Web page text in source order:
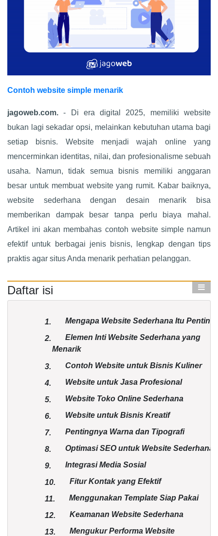
Contoh website simple menarik
jagoweb.com. - Di era digital 2025, memiliki website
bukan lagi sekadar opsi, melainkan kebutuhan utama bagi
setiap bisnis. Website menjadi wajah online yang
mencerminkan identitas, nilai, dan profesionalisme sebuah
usaha. Namun, tidak semua bisnis memiliki anggaran
besar untuk membuat website yang rumit. Kabar baiknya,
website sederhana dengan desain menarik bisa
memberikan dampak besar tanpa perlu biaya mahal.
Artikel ini akan membahas contoh website simple namun
efektif untuk berbagai jenis bisnis, lengkap dengan tips
praktis agar situs Anda menarik perhatian pelanggan.
Daftar isi
1. Mengapa Website Sederhana Itu Penting
2.
Elemen Inti Website Sederhana yang
Menarik
3. Contoh Website untuk Bisnis Kuliner
4. Website untuk Jasa Profesional
5. Website Toko Online Sederhana
6. Website untuk Bisnis Kreatif
7. Pentingnya Warna dan Tipografi
8. Optimasi SEO untuk Website Sederhana
9. Integrasi Media Sosial
10. Fitur Kontak yang Efektif
11. Menggunakan Template Siap Pakai
12. Keamanan Website Sederhana
13. Mengukur Performa Website